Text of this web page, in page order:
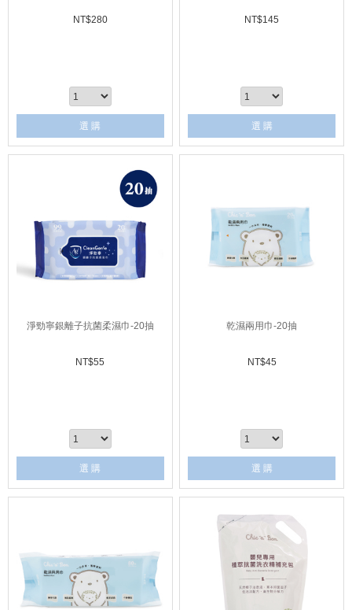
NT$280
選 購
NT$145
選 購
淨勁寧銀離子抗菌柔濕巾-20抽
NT$55
選 購
乾濕兩用巾-20抽
NT$45
選 購